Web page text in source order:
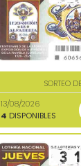
SORTEO
13/08/2026
4 DISPONIBLES